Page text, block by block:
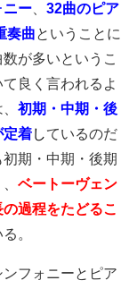
ニー
32曲のピア
奏曲 ということに
が多いというこ
良く言われるよ
初期・中期・後
定着し ているのだ
期・中期・後期
ベートーヴェン
過程をたどるこ
。
フォニーとピア